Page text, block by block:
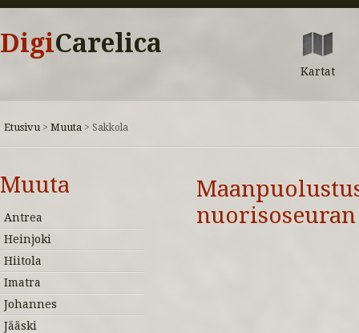
DigiCarelica
Kartat
Etusivu > Muuta > Sakkola
Muuta
Antrea
Heinjoki
Hiitola
Imatra
Johannes
Jääski